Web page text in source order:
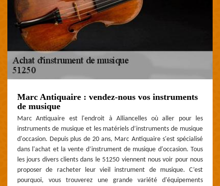
Marc Antiquaire : vendez-nous vos instruments
de musique
Marc Antiquaire est l'endroit à Alliancelles où aller pour les
instruments de musique et les matériels d’instruments de musique
d'occasion. Depuis plus de 20 ans, Marc Antiquaire s'est spécialisé
dans l'achat et la vente d’instrument de musique d'occasion. Tous
les jours divers clients dans le 51250 viennent nous voir pour nous
proposer de racheter leur vieil instrument de musique. C’est
pourquoi, vous trouverez une grande variété d'équipements